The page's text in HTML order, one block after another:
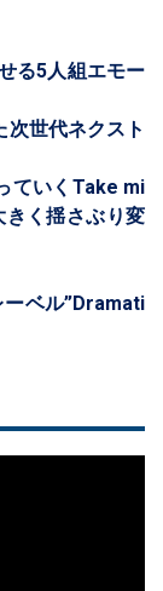
る5人組エモー
世代ネクスト
ていくTake mi
きく揺さぶり変
ベル”Dramati